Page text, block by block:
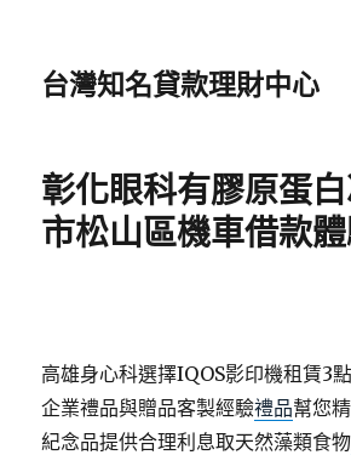
台灣知名貸款理財中心
彰化眼科有膠原蛋
市松山區機車借款
高雄身心科選擇IQOS影印機租賃3
企業禮品與贈品客製經驗禮品幫您
紀念品提供合理利息取天然藻類食物